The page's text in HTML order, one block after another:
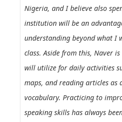
Nigeria, and I believe also
institution will be an
understanding beyond what I
class. Aside from this, Naver
will utilize for daily activities
maps, and reading articles as
vocabulary. Practicing to
speaking skills has always